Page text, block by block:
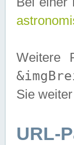
Weitere
Sie weiter
URL-